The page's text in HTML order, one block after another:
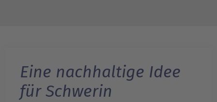
Eine nachhaltige Idee
für Schwerin